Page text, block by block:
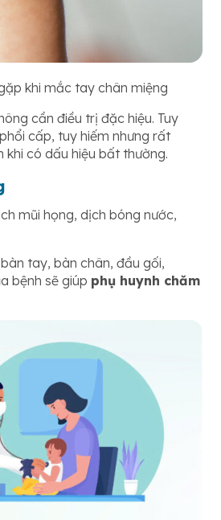
khi mắc tay chân miệng
cần điều trị đặc hiệu. Tuy
cấp, tuy hiếm nhưng rất
có dấu hiệu bất thường.
mũi họng, dịch bóng nước,
tay, bàn chân, đầu gối,
bệnh sẽ giúp phụ huynh chăm